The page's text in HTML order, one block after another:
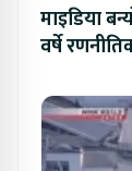
माइडिया
वर्षे